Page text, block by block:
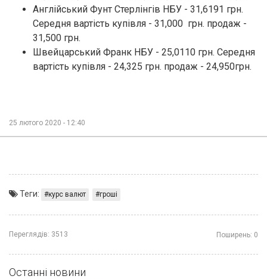
Англійський Фунт Стерлінгів НБУ - 31,6191 грн.
Середня вартість купівля - 31,000 грн. продаж -
31,500 грн.
Швейцарський Франк НБУ - 25,0110 грн. Середня
вартість купівля - 24,325 грн. продаж - 24,950грн.
25 лютого 2020 - 12:40
Теги: курс валют гроші
Переглядів: 3513 Поширень: 0
Останні новини